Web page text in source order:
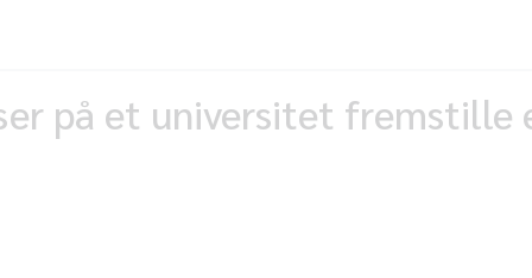
på et universitet